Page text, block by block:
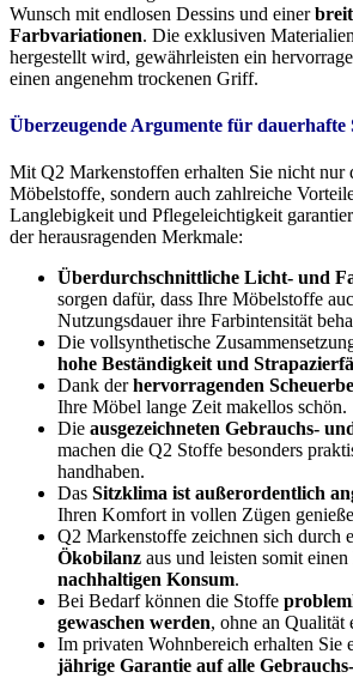
Wunsch mit endlosen Dessins und einer
Farbvariationen. Die exklusiven
hergestellt wird, gewährleisten ein
einen angenehm trockenen Griff.
Überzeugende Argumente für dauerhafte
Mit Q2 Markenstoffen erhalten Sie nicht nur
Möbelstoffe, sondern auch zahlreiche
Langlebigkeit und Pflegeleichtigkeit
der herausragenden Merkmale:
Überdurchschnittliche Licht- und
sorgen dafür, dass Ihre Möbelstoffe
Nutzungsdauer ihre Farbintensität
Die vollsynthetische
hohe Beständigkeit und
Dank derhervorragenden
Ihre Möbel lange Zeit makellos schön.
Die ausgezeichneten Gebrauchs-
machen die Q2 Stoffe besonders
handhaben.
Das Sitzklima ist außerordentlich
Ihren Komfort in vollen Zügen
Q2 Markenstoffe zeichnen sich durch
Ökobilanz aus und leisten somit
nachhaltigen Konsum.
Bei Bedarf können die Stoffe
gewaschen werden, ohne an Qualität
Im privaten Wohnbereich erhalten Sie
jährige Garantie auf alle